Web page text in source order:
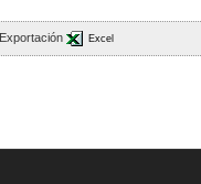
Exportación Excel